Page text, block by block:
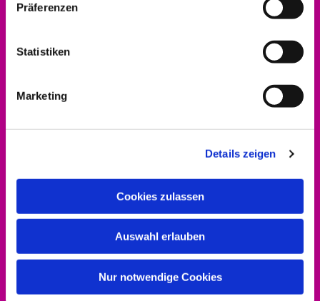
Präferenzen
Statistiken
Marketing
Details zeigen
Cookies zulassen
Auswahl erlauben
Nur notwendige Cookies